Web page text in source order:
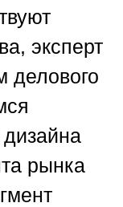
эксперт
делового
дизайна
рынка